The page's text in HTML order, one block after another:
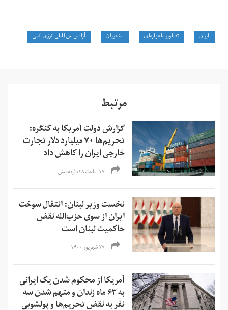
ایران تصاویر ماهواره‌ای سنجریان آژانس بین المللی انرژی اتمی
مرتبط
گزارش دولت آمریکا به کنگره:
تحریم‌ها ۷۰ میلیارد دلار تجارت
خارجی ایران را کاهش داد
۱۷ ساعت ۴۸ دقیقه پیش
نخست وزیر لبنان: انتقال سوخت
ایران از سوی حزب‌الله نقض
حاکمیت لبنان است
۲۷ شهریور ۱۴۰۰
آمریکا از محکوم شدن یک ایرانی
به ۶۳ ماه زندان و متهم شدن سه
نفر به نقض تحریم‌ها و‌ پولشویی